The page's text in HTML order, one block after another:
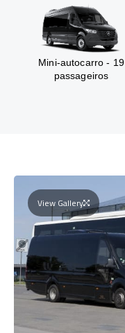
Mini-autocarro - 19
passageiros
View Gallery